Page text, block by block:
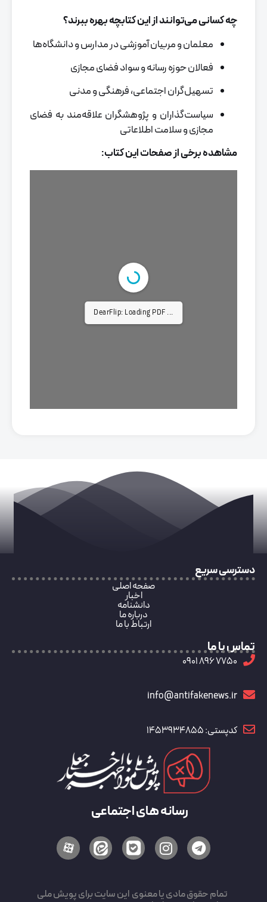
چه کسانی می‌توانند از این کتابچه بهره ببرند؟
معلمان و مربیان آموزشی در مدارس و دانشگاه‌ها
فعالان حوزه رسانه و سواد فضای مجازی
تسهیل‌گران اجتماعی، فرهنگی و مدنی
سیاست‌گذاران و پژوهشگران علاقه‌مند به فضای
مجازی و سلامت اطلاعاتی
مشاهده برخی از صفحات این کتاب:
DearFlip: Loading PDF ...
دسترسی سریع
صفحه اصلی
اخبار
دانشنامه
درباره ما
ارتباط با ما
تماس با ما
7750 896 0901
info@antifakenews.ir
کدپستی: 1453934855
رسانه های اجتماعی
تمام حقوق مادی یا معنوی این سایت برای پویش ملی